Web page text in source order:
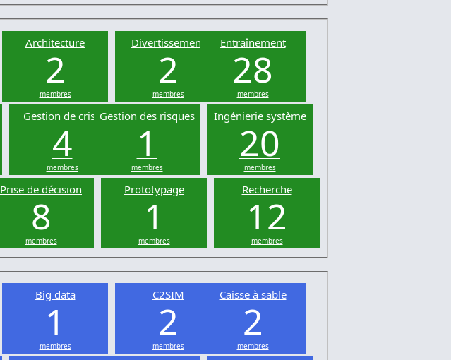
Architecture
2
membres
Divertissement
2
membres
Entraînement
28
membres
Gestion de crise
4
membres
Gestion des risques
1
membres
Ingénierie système
20
membres
Prise de décision
8
membres
Prototypage
1
membres
Recherche
12
membres
Big data
1
membres
C2SIM
2
membres
Caisse à sable
2
membres